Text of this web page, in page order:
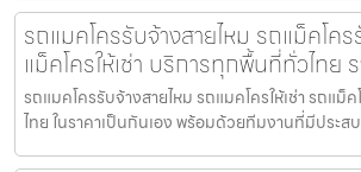
รถแมคโครรับจ้างสายไหม รถแม็คโค
แม็คโครให้เช่า บริการทุกพื้นที่ทั่วไทย
รถแมคโครรับจ้างสายไหม รถแมคโครให้เช่า รถแม็
ไทย ในราคาเป็นกันเอง พร้อมด้วยทีมงานที่มีประส